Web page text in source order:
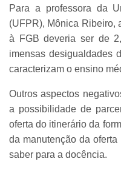
Para a professora da
(UFPR), Mônica Ribeiro,
à FGB deveria ser de
imensas desigualdades
caracterizam o ensino
Outros aspectos
a possibilidade de
oferta do itinerário da
da manutenção da
saber para a docência.